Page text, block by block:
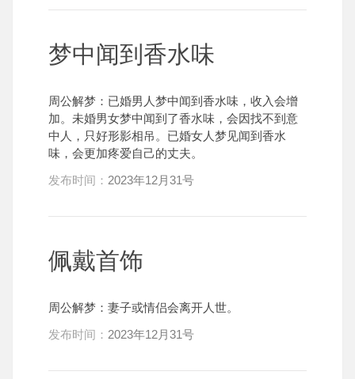
梦中闻到香水味
周公解梦：已婚男人梦中闻到香水味，收入会增
加。未婚男女梦中闻到了香水味，会因找不到意
中人，只好形影相吊。已婚女人梦见闻到香水
味，会更加疼爱自己的丈夫。
发布时间： 2023年12月31号
佩戴首饰
周公解梦：妻子或情侣会离开人世。
发布时间： 2023年12月31号